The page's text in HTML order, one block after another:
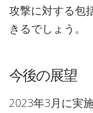
攻撃に対する包
きるでしょう。
今後の展望
2023年3月に実